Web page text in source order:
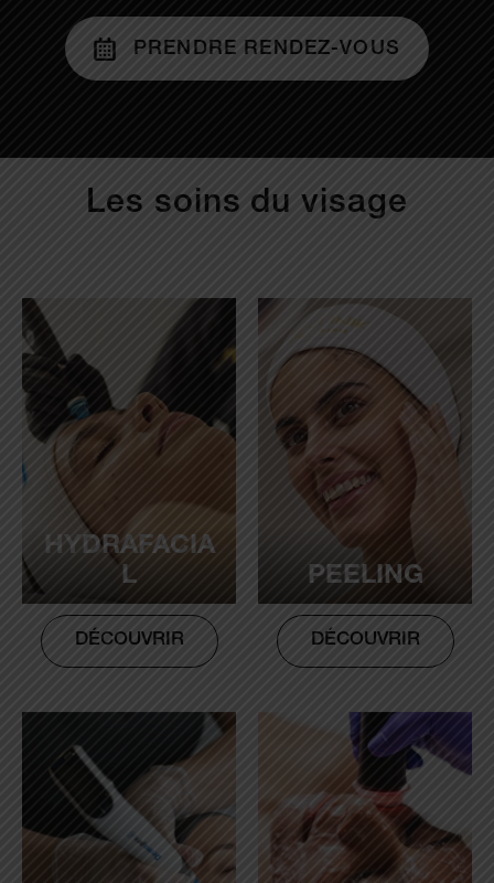
PRENDRE RENDEZ-VOUS
Les soins du visage
HYDRAFACIA
L
DÉCOUVRIR
PEELING
DÉCOUVRIR